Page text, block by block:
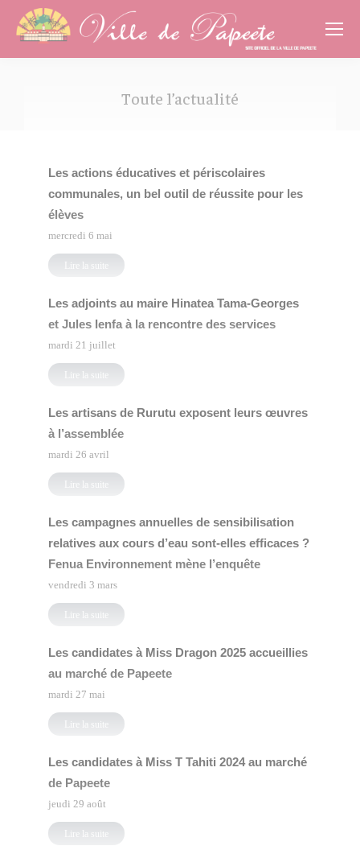
Toute l’actualité
Les actions éducatives et périscolaires
communales, un bel outil de réussite pour les
élèves
mercredi 6 mai
Lire la suite
Les adjoints au maire Hinatea Tama-Georges
et Jules Ienfa à la rencontre des services
mardi 21 juillet
Lire la suite
Les artisans de Rurutu exposent leurs œuvres
à l’assemblée
mardi 26 avril
Lire la suite
Les campagnes annuelles de sensibilisation
relatives aux cours d’eau sont-elles efficaces ?
Fenua Environnement mène l’enquête
vendredi 3 mars
Lire la suite
Les candidates à Miss Dragon 2025 accueillies
au marché de Papeete
mardi 27 mai
Lire la suite
Les candidates à Miss T Tahiti 2024 au marché
de Papeete
jeudi 29 août
Lire la suite
Cookies management panel